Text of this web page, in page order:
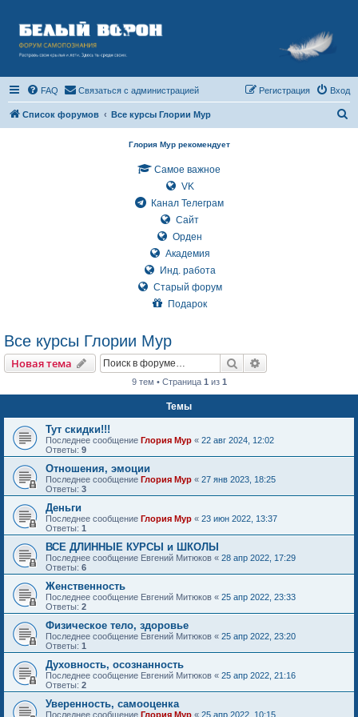
FAQ Связаться с администрацией Вход
Регистрация
Список форумов Все курсы Глории Мур
Глория Мур рекомендует
Самое важное
VK
Канал Телеграм
Сайт
Орден
Академия
Инд. работа
Старый форум
Подарок
Все курсы Глории Мур
Новая тема Поиск
9 тем • Страница 1 из 1
Темы
Тут скидки!!!
Последнее сообщение Глория Мур « 22 авг 2024, 12:02
Ответы: 9
Отношения, эмоции
Последнее сообщение Глория Мур « 27 янв 2023, 18:25
Ответы: 3
Деньги
Последнее сообщение Глория Мур « 23 июн 2022, 13:37
Ответы: 1
ВСЕ ДЛИННЫЕ КУРСЫ и ШКОЛЫ
Последнее сообщение Евгений Митюков « 28 апр 2022, 17:29
Ответы: 6
Женственность
Последнее сообщение Евгений Митюков « 25 апр 2022, 23:33
Ответы: 2
Физическое тело, здоровье
Последнее сообщение Евгений Митюков « 25 апр 2022, 23:20
Ответы: 1
Духовность, осознанность
Последнее сообщение Евгений Митюков « 25 апр 2022, 21:16
Ответы: 2
Уверенность, самооценка
Последнее сообщение Глория Мур « 25 апр 2022, 10:15